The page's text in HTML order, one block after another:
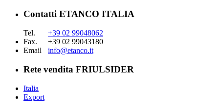
Contatti ETANCO ITALIA
Tel.
+39 02 99048062
Fax.
+39 02 99043180
Email
info@etanco.it
Rete vendita FRIULSIDER
Italia
Export